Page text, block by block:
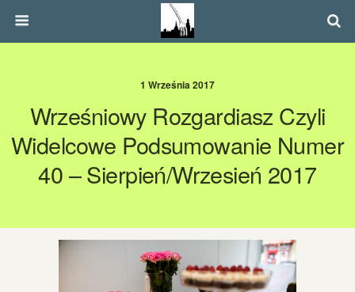
1 Września 2017
Wrześniowy Rozgardiasz Czyli
Widelcowe Podsumowanie Numer
40 – Sierpień/wrzesień 2017